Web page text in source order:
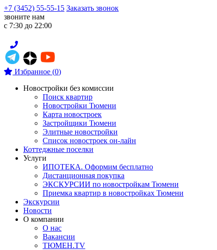
+7 (3452) 55-55-15 Заказать звонок
звоните нам
с 7:30 до 22:00
Избранное (0)
Новостройки без комиссии
Поиск квартир
Новостройки Тюмени
Карта новостроек
Застройщики Тюмени
Элитные новостройки
Список новостроек он-лайн
Коттеджные поселки
Услуги
ИПОТЕКА. Оформим бесплатно
Дистанционная покупка
ЭКСКУРСИИ по новостройкам Тюмени
Приемка квартир в новостройках Тюмени
Экскурсии
Новости
О компании
О нас
Вакансии
ТЮМЕН.TV